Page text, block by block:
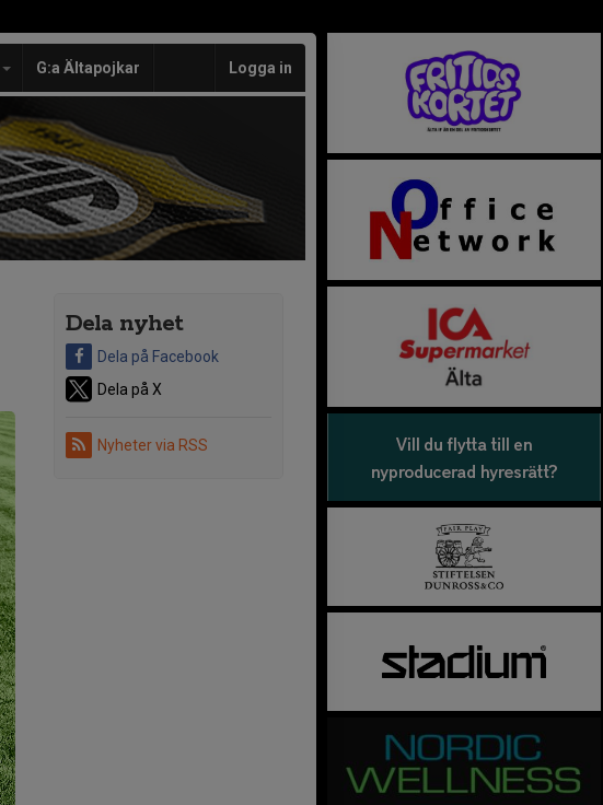
G:a Ältapojkar Logga in
Dela nyhet
Dela på Facebook
Dela på X
Nyheter via RSS